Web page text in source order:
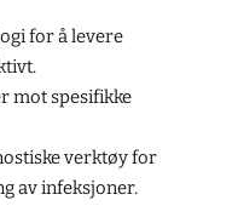
for å levere
mot spesifikke
verktøy for
av infeksjoner.